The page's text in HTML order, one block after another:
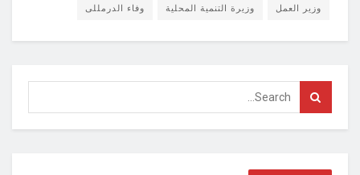
وزير العمل وزيرة التنمية المحلية وفاء الدرمللى